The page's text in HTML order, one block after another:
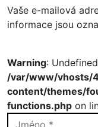
Vaše e-mailová
informace jsou
Warning:
/var/www/vhosts/
content/themes/
functions.php on